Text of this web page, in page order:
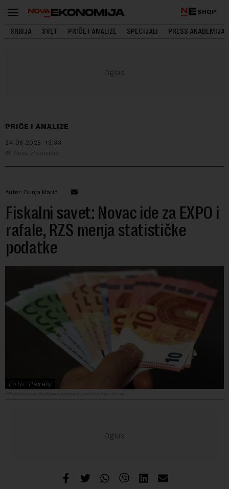
SHOP
SRBIJA SVET PRIČE I ANALIZE SPECIJALI PRESS AKADEMIJA
PRIČE I ANALIZE
24.06.2025. 13:33
Nova ekonomija
Autor: Dunja Marić
Fiskalni savet: Novac ide za EXPO i
rafale, RZS menja statističke
podatke
Foto: Pexels